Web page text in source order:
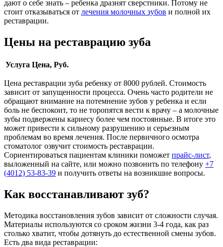
дают о себе знать – ребенка дразнят сверстники. Потому не
стоит отказываться от лечения молочных зубов и полной их
реставрации.
Цены на реставрацию зуба
Услуга Цена, Руб.
Цена реставрации зуба ребенку от 8000 рублей. Стоимость
зависит от запущенности процесса. Очень часто родители не
обращают внимание на потемнение зубов у ребенка и если
боль не беспокоит, то не торопятся вести к врачу – а молочные
зубы подвержены кариесу более чем постоянные. В итоге это
может привести к сильному разрушению и серьезным
проблемам во время лечения. После первичного осмотра
стоматолог озвучит стоимость реставрации.
Сориентироваться пациентам клиники поможет прайс-лист,
выложенный на сайте, или можно позвонить по телефону +7
(4012) 53-83-39 и получить ответы на возникшие вопросы.
Как восстанавливают зуб?
Методика восстановления зубов зависит от сложности случая.
Материалы используются со сроком жизни 3-4 года, как раз
столько хватит, чтобы дотянуть до естественной смены зубов.
Есть два вида реставрации: